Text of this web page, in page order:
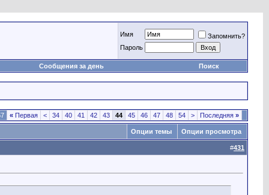
Имя
Запомнить?
Пароль
Сообщения за день Поиск
« Первая < 34 40 41 42 43 44 45 46 47 48 54 > Последняя »
Опции темы Опции просмотра
#431